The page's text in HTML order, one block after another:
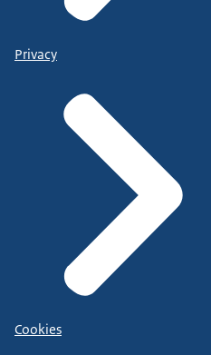
Privacy
Cookies